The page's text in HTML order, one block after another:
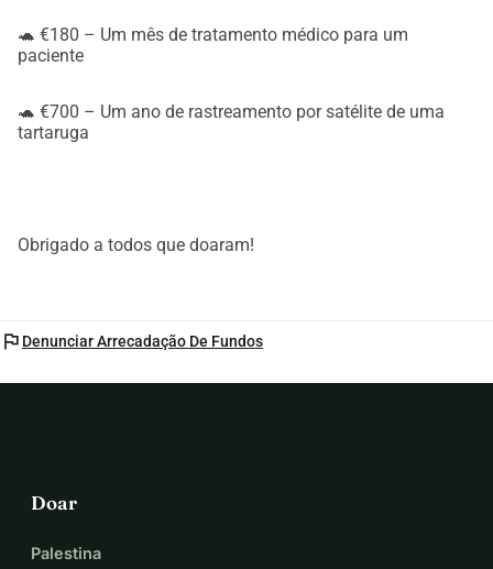
🐢 €180 – Um mês de tratamento médico para um
paciente
🐢 €700 – Um ano de rastreamento por satélite de uma
tartaruga
Obrigado a todos que doaram!
flag Denunciar Arrecadação De Fundos
Doar
Palestina